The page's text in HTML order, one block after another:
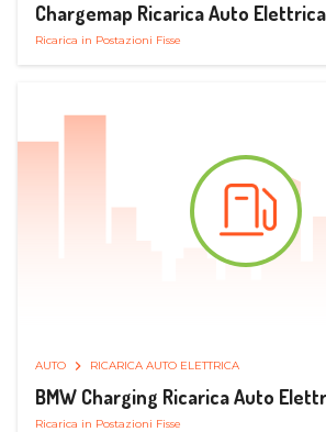
Chargemap Ricarica Auto Elettrica
Ricarica in Postazioni Fisse
AUTO RICARICA AUTO ELETTRICA
BMW Charging Ricarica Auto
Ricarica in Postazioni Fisse